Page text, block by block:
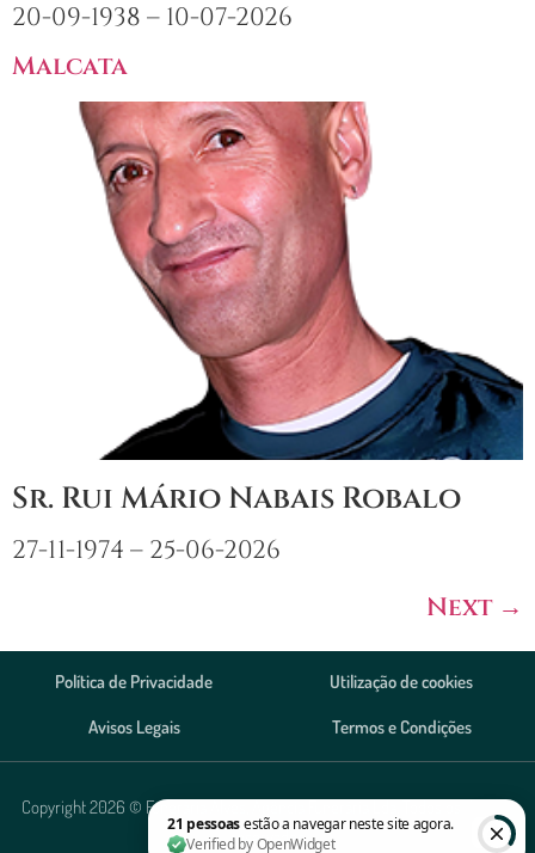
20-09-1938 – 10-07-2026
Malcata
Sr. Rui Mário Nabais Robalo
27-11-1974 – 25-06-2026
Next →
Política de Privacidade
Utilização de cookies
Avisos Legais
Termos e Condições
Copyright 2026 © Funerária Alves, Agência Funerária Lda. Todos os direitos
reservados